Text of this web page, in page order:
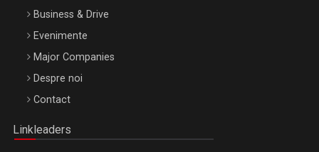
Be Inspired. Make it Happen!, ARTEMIS LETO, ORADEA, 8
Octombrie
Business & Drive
Evenimente
Major Companies
Despre noi
Contact
Linkleaders